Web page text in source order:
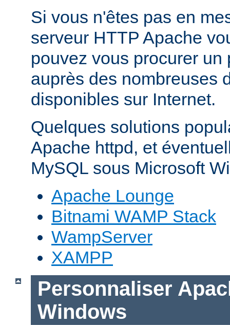
Si vous n'êtes pas en
serveur HTTP Apache
pouvez vous procurer un
auprès des nombreuses
disponibles sur Internet.
Quelques solutions
Apache httpd, et
MySQL sous Microsoft
Apache Lounge
Bitnami WAMP Stack
WampServer
XAMPP
Personnaliser
Windows